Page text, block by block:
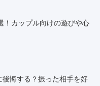
！カップル向けの遊びや心
悔する？振った相手を好